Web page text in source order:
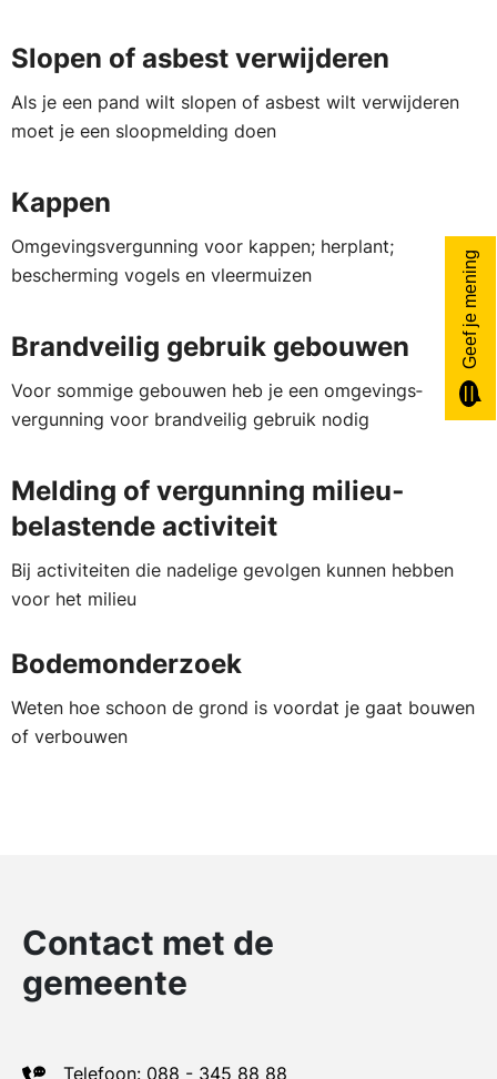
Slopen of asbest verwijderen
Als je een pand wilt slopen of asbest wilt verwijderen
moet je een sloopmelding doen
Kappen
Omgevings­vergunning voor kappen; herplant;
bescherming vogels en vleermuizen
Brandveilig gebruik gebouwen
Voor sommige gebouwen heb je een omgevings­
vergunning voor brandveilig gebruik nodig
Melding of vergunning milieu­
belastende activiteit
Bij activi­teiten die nadelige gevolgen kunnen hebben
voor het milieu
Bodemonderzoek
Weten hoe schoon de grond is voordat je gaat bouwen
of verbouwen
Contact met de
gemeente
Telefoon: 088 - 345 88 88
Geef je mening